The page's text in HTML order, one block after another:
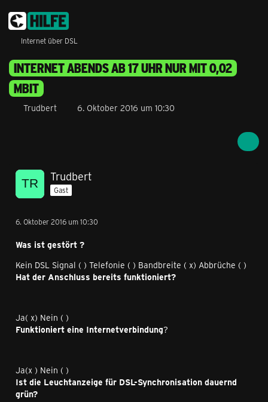
Internet über DSL
INTERNET ABENDS AB 17 UHR NUR MIT 0,02
MBIT
Trudbert 6. Oktober 2016 um 10:30
Trudbert
Gast
6. Oktober 2016 um 10:30
Was ist gestört ?
Kein DSL Signal ( ) Telefonie ( ) Bandbreite ( x) Abbrüche ( )
Hat der Anschluss bereits funktioniert?
Ja( x) Nein ( )
Funktioniert eine Internetverbindung?
Ja(x ) Nein ( )
Ist die Leuchtanzeige für DSL-Synchronisation dauernd
grün?